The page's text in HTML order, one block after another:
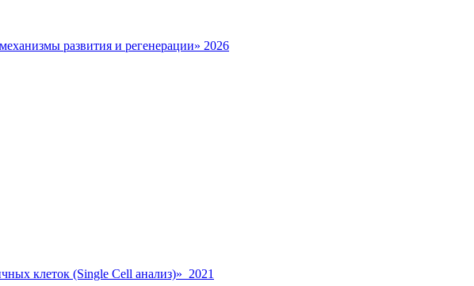
развития и регенерации» 2026
клеток (Single Cell анализ)» 2021